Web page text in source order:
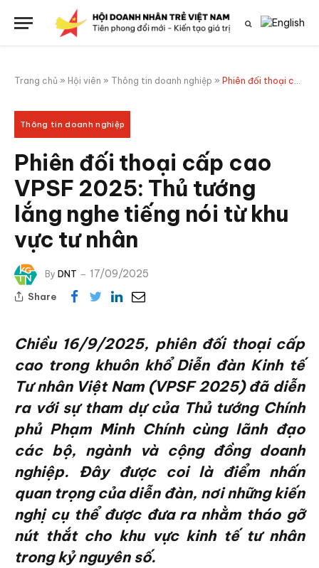
Trang chủ » Hội viên » Thông tin doanh nghiệp » Phiên đối thoại cấp cao VPSF 2025: Thủ tướng lắng nghe tiếng nói từ khu vực tư nhân
Thông tin doanh nghiệp
Phiên đối thoại cấp cao
VPSF 2025: Thủ tướng
lắng nghe tiếng nói từ khu
vực tư nhân
By DNT 17/09/2025
Share
Chiều 16/9/2025, phiên đối thoại cấp
cao trong khuôn khổ Diễn đàn Kinh tế
Tư nhân Việt Nam (VPSF 2025) đã diễn
ra với sự tham dự của Thủ tướng Chính
phủ Phạm Minh Chính cùng lãnh đạo
các bộ, ngành và cộng đồng doanh
nghiệp. Đây được coi là điểm nhấn
quan trọng của diễn đàn, nơi những kiến
nghị cụ thể được đưa ra nhằm tháo gỡ
nút thắt cho khu vực kinh tế tư nhân
trong kỷ nguyên số.